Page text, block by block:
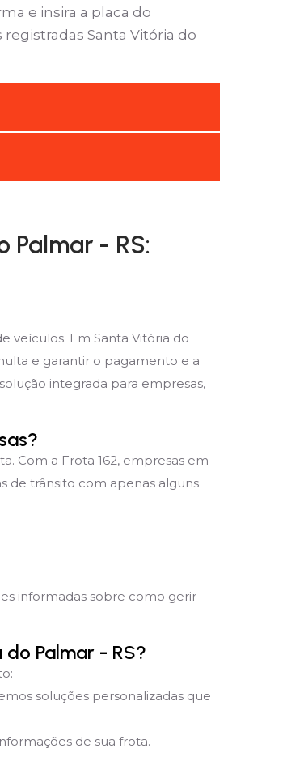
e insira a placa do
Santa Vitória do
Palmar - RS:
veículos. Em Santa Vitória do
e garantir o pagamento e a
integrada para empresas,
Com a Frota 162, empresas em
de trânsito com apenas alguns
informadas sobre como gerir
Palmar - RS?
soluções personalizadas que
de sua frota.